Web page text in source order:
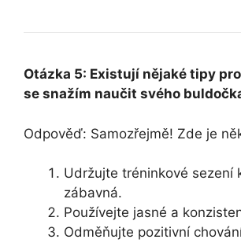
Otázka 5: Existují nějaké tipy
se snažím naučit svého
Odpověď: Samozřejmě! Zde je
Udržujte tréninkové sezení
zábavná.
Používejte jasné a
Odměňujte pozitivní